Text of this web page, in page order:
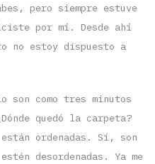
pero siempre estuve
por mí. Desde ahí
no estoy dispuesto a
son como tres minutos
quedó la carpeta?
ordenadas. Sí, son
desordenadas. Ya me